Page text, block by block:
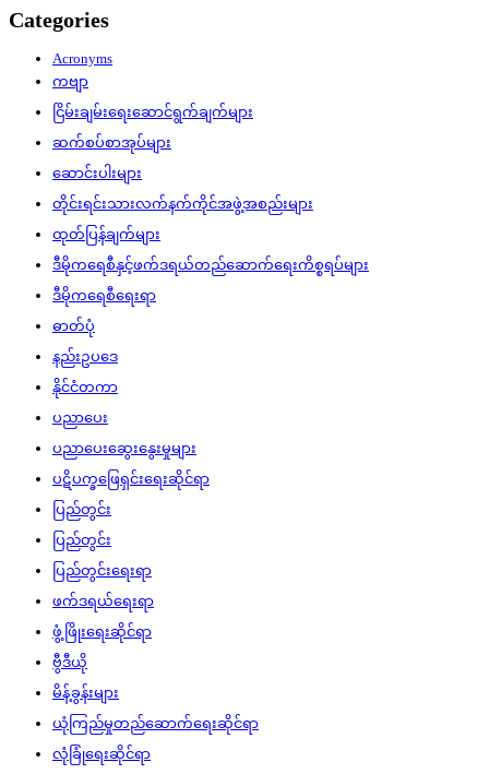
Categories
Acronyms
ကဗျာ
ငြိမ်းချမ်းရေးဆောင်ရွက်ချက်များ
ဆက်စပ်စာအုပ်များ
ဆောင်းပါးများ
တိုင်းရင်းသားလက်နက်ကိုင်အဖွဲ့အစည်းများ
ထုတ်ပြန်ချက်များ
ဒီမိုကရေစီနှင့်ဖက်ဒရယ်တည်ဆောက်‌ရေးကိစ္စရပ်များ
ဒီမိုကရေစီရေးရာ
ဓာတ်ပုံ
နည်းဥပဒေ
နိုင်ငံတကာ
ပညာပေး
ပညာပေးဆွေးနွေးမှုများ
ပဋိပက္ခဖြေရှင်းရေးဆိုင်ရာ
ပြည်တွင်း
ပြည်တွင်း
ပြည်တွင်းရေးရာ
ဖက်ဒရယ်ရေးရာ
ဖွံ့ဖြိုးရေးဆိုင်ရာ
ဗွီဒီယို
မိန့်ခွန်းများ
ယုံကြည်မှုတည်ဆောက်ရေးဆိုင်ရာ
လုံခြုံရေးဆိုင်ရာ